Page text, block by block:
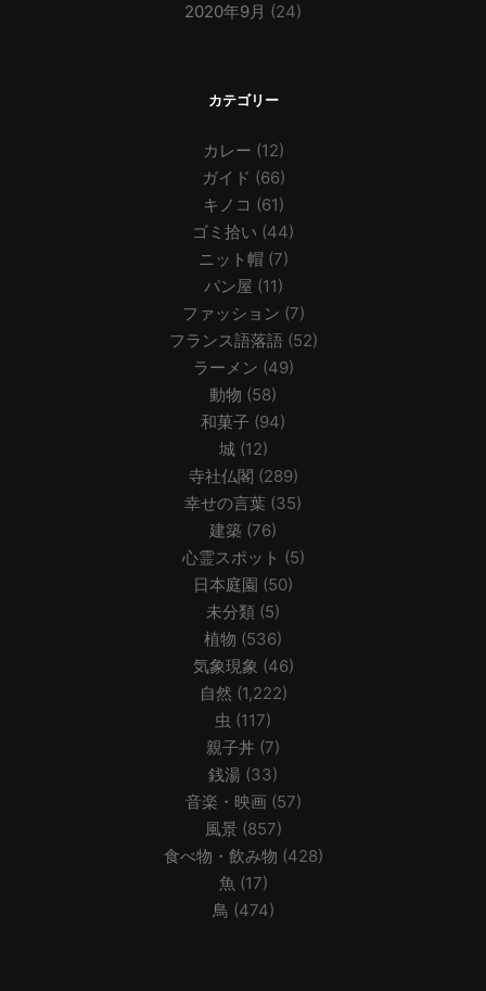
2020年9月 (24)
カテゴリー
カレー (12)
ガイド (66)
キノコ (61)
ゴミ拾い (44)
ニット帽 (7)
パン屋 (11)
ファッション (7)
フランス語落語 (52)
ラーメン (49)
動物 (58)
和菓子 (94)
城(12)
寺社仏閣 (289)
幸せの言葉 (35)
建築 (76)
心霊スポット (5)
日本庭園 (50)
未分類 (5)
植物 (536)
気象現象 (46)
自然 (1,222)
虫 (117)
親子丼 (7)
銭湯 (33)
音楽・映画 (57)
風景(857)
食べ物・飲み物 (428)
魚 (17)
鳥 (474)